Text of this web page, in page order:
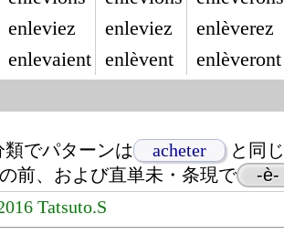
enleviez
enlevaient
enleviez
enlèvent
enlèverez
enlèveront
類でパターンは
acheter
と同じ
前、および直単未・条現で
-è-
Tatsuto.S